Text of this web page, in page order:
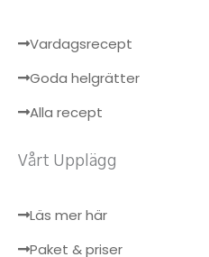
Vardagsrecept
Goda helgrätter
Alla recept
Vårt Upplägg
Läs mer här
Paket & priser